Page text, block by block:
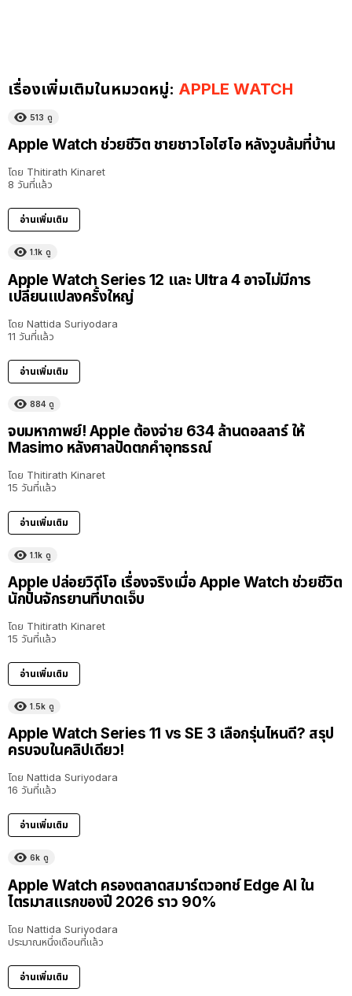
เรื่องเพิ่มเติมในหมวดหมู่: APPLE WATCH
513 ดู
Apple Watch ช่วยชีวิต ชายชาวโอไฮโอ หลังวูบล้มที่บ้าน
โดย Thitirath Kinaret
8 วันที่แล้ว
อ่านเพิ่มเติม
1.1k ดู
Apple Watch Series 12 และ Ultra 4 อาจไม่มีการ
เปลี่ยนแปลงครั้งใหญ่
โดย Nattida Suriyodara
11 วันที่แล้ว
อ่านเพิ่มเติม
884 ดู
จบมหากาพย์! Apple ต้องจ่าย 634 ล้านดอลลาร์ ให้
Masimo หลังศาลปัดตกคำอุทธรณ์
โดย Thitirath Kinaret
15 วันที่แล้ว
อ่านเพิ่มเติม
1.1k ดู
Apple ปล่อยวิดีโอ เรื่องจริงเมื่อ Apple Watch ช่วยชีวิต
นักปั่นจักรยานที่บาดเจ็บ
โดย Thitirath Kinaret
15 วันที่แล้ว
อ่านเพิ่มเติม
1.5k ดู
Apple Watch Series 11 vs SE 3 เลือกรุ่นไหนดี? สรุป
ครบจบในคลิปเดียว!
โดย Nattida Suriyodara
16 วันที่แล้ว
อ่านเพิ่มเติม
6k ดู
Apple Watch ครองตลาดสมาร์ตวอทช์ Edge AI ใน
ไตรมาสแรกของปี 2026 ราว 90%
โดย Nattida Suriyodara
ประมาณหนึ่งเดือนที่แล้ว
อ่านเพิ่มเติม